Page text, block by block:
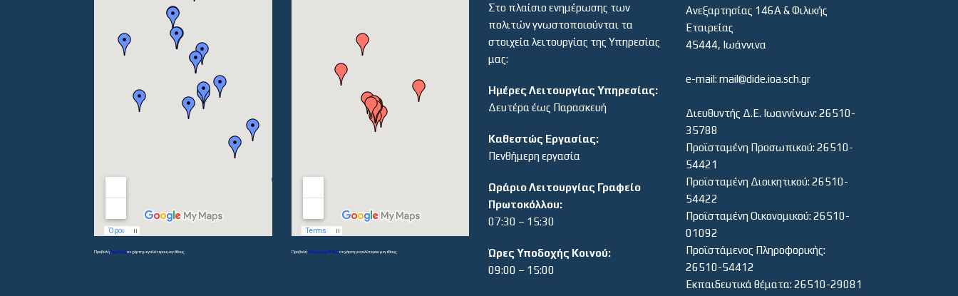
ΠροβολήΓυμνάσιασε χάρτη μεγαλύτερου μεγέθους ΠροβολήΛύκεια και ΕΠΑΛσε χάρτη μεγαλύτερου μεγέθους
Στο πλαίσιο ενημέρωσης των
πολιτών γνωστοποιούνται τα
στοιχεία λειτουργίας της Υπηρεσίας
μας:
Ημέρες Λειτουργίας Υπηρεσίας:
Δευτέρα έως Παρασκευή
Καθεστώς Εργασίας:
Πενθήμερη εργασία
Ωράριο Λειτουργίας Γραφείο
Πρωτοκόλλου:
07:30 – 15:30
Ώρες Υποδοχής Κοινού:
09:00 – 15:00
Ανεξαρτησίας 146Α & Φιλικής
Εταιρείας
45444, Ιωάννινα
e-mail: mail@dide.ioa.sch.gr
Διευθυντής Δ.Ε. Ιωαννίνων: 26510-
35788
Προϊσταμένη Προσωπικού: 26510-
54421
Προϊσταμένη Διοικητικού: 26510-
54422
Προϊσταμένη Οικονομικού: 26510-
01092
Προϊστάμενος Πληροφορικής:
26510-54412
Εκπαιδευτικά θέματα: 26510-29081